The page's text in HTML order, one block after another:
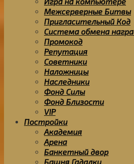
Межсерверные Битвы
Пригласительный Код
Система обмена
Промокод
Репутация
Советники
Наложницы
Наследники
Фонд Силы
Фонд Близости
VIP
Постройки
Академия
Арена
Банкетный двор
Башня Гадалки